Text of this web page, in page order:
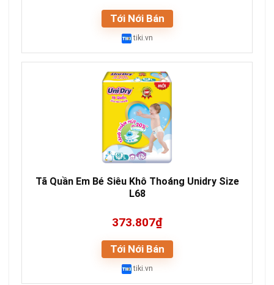
Tới Nới Bán
tiki.vn
Tã Quần Em Bé Siêu Khô Thoáng Unidry Size
L68
373.807₫
Tới Nới Bán
tiki.vn